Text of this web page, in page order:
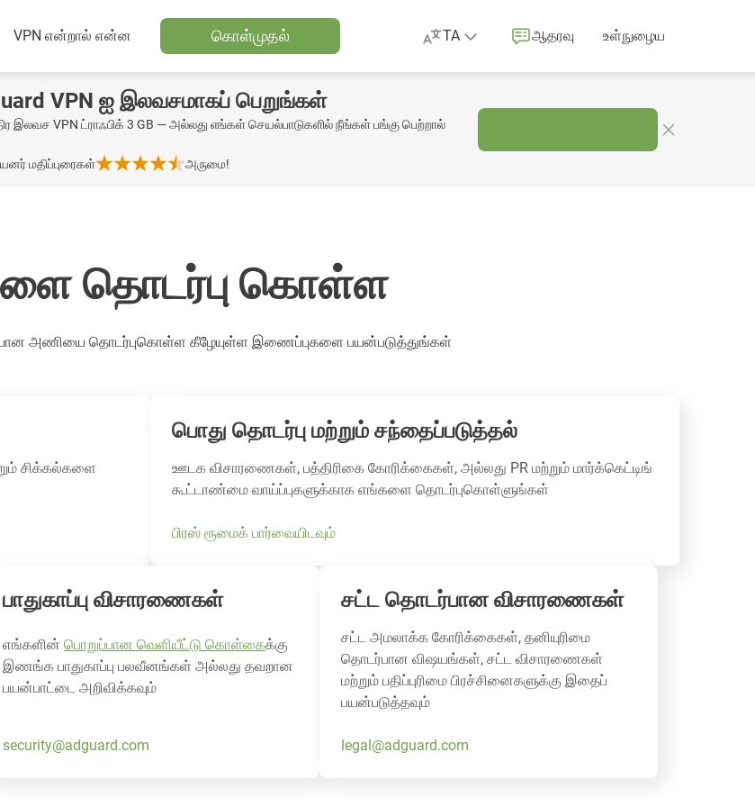
VPN என்றால் என்ன கொள்முதல் TA ஆதரவு உள்நுழைய
VPN ஐ இலவசமாகப் பெறுங்கள்
இலவச VPN ட்ராஃபிக் 3 GB — அல்லது எங்கள் செயல்பாடுகளில் நீங்கள் பங்கு பெற்றால்
மதிப்புரைகள் அருமை!
தொடர்பு கொள்ள
அணியை தொடர்புகொள்ள கீழேயுள்ள இணைப்புகளை பயன்படுத்துங்கள்
சிக்கல்களை
பொது தொடர்பு மற்றும் சந்தைப்படுத்தல்
ஊடக விசாரணைகள், பத்திரிகை கோரிக்கைகள், அல்லது PR மற்றும் மார்க்கெட்டிங்
கூட்டாண்மை வாய்ப்புகளுக்காக எங்களை தொடர்புகொள்ளுங்கள்
பிரஸ் ரூமைக் பார்வையிடவும்
பாதுகாப்பு விசாரணைகள்
எங்களின் பொறுப்பான வெளியீட்டு கொள்கைக்கு
இணங்க பாதுகாப்பு பலவீனங்கள் அல்லது தவறான
பயன்பாட்டை அறிவிக்கவும்
security@adguard.com
சட்ட தொடர்பான விசாரணைகள்
சட்ட அமலாக்க கோரிக்கைகள், தனியுரிமை
தொடர்பான விஷயங்கள், சட்ட விசாரணைகள்
மற்றும் பதிப்புரிமை பிரச்சினைகளுக்கு இதைப்
பயன்படுத்தவும்
legal@adguard.com